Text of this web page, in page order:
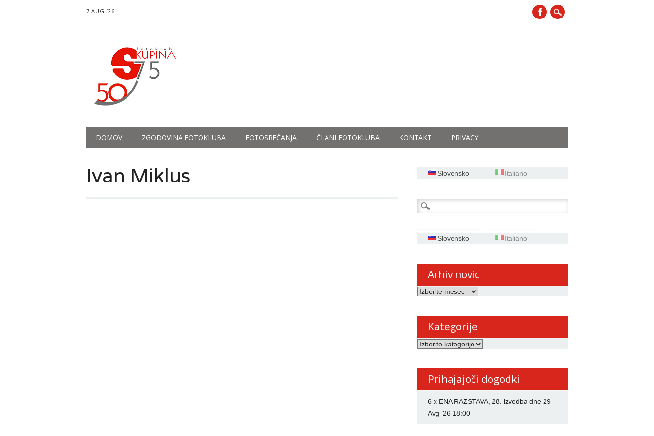
7 AUG ’26
Main menu
DOMOV ZGODOVINA FOTOKLUBA FOTOSREČANJA ČLANI FOTOKLUBA KONTAKT PRIVACY
Ivan Miklus Slovensko Italiano
Išči:
Slovensko Italiano
Arhiv novic
Arhiv
Kategorije
Kategorije
Prihajajoči dogodki
6 x ENA RAZSTAVA, 28. izvedba dne 29
Avg ’26 18:00